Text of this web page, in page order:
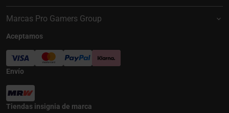
Marcas Pro Gamers Group
Aceptamos
Envío
Tiendas insignia de marca